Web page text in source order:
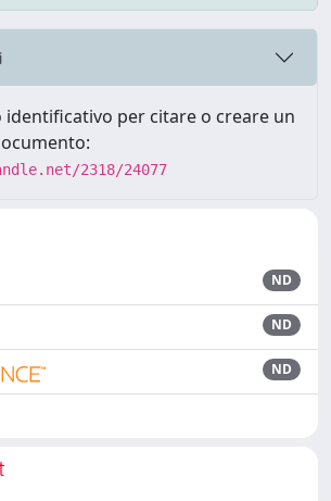
identificativo per citare o creare un
2318/24077
ND
ND
ND